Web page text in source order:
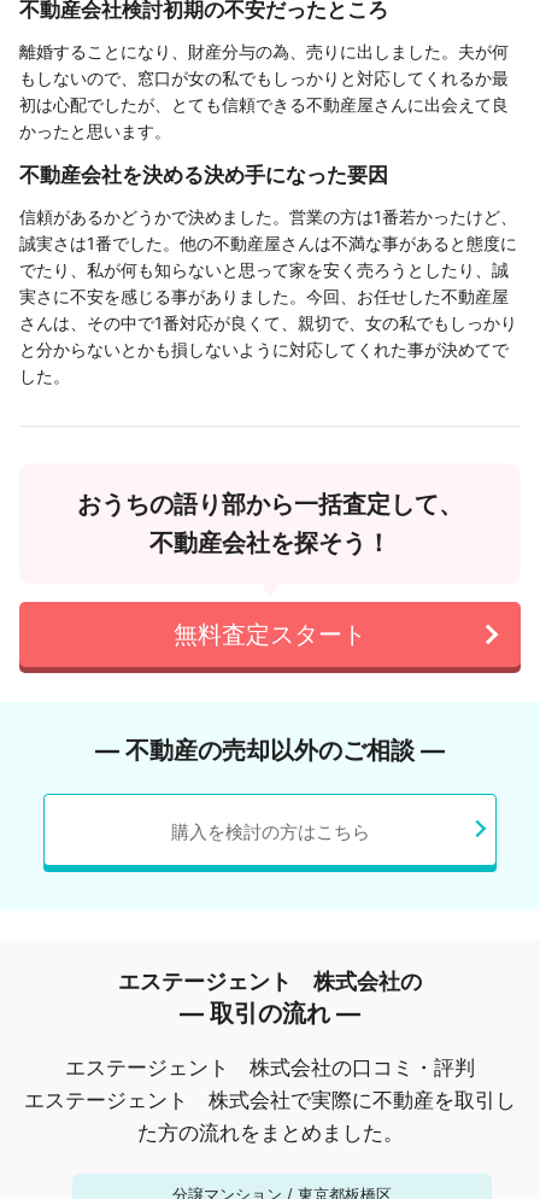
不動産会社検討初期の不安だったところ
離婚することになり、財産分与の為、売りに出しました。夫が何
もしないので、窓口が女の私でもしっかりと対応してくれるか最
初は心配でしたが、とても信頼できる不動産屋さんに出会えて良
かったと思います。
不動産会社を決める決め手になった要因
信頼があるかどうかで決めました。営業の方は1番若かったけど、
誠実さは1番でした。他の不動産屋さんは不満な事があると態度に
でたり、私が何も知らないと思って家を安く売ろうとしたり、誠
実さに不安を感じる事がありました。今回、お任せした不動産屋
さんは、その中で1番対応が良くて、親切で、女の私でもしっかり
と分からないとかも損しないように対応してくれた事が決めてで
した。
おうちの語り部から一括査定して、
不動産会社を探そう！
無料査定スタート
― 不動産の売却以外のご相談 ―
購入を検討の方はこちら
エステージェント 株式会社の
― 取引の流れ ―
エステージェント 株式会社の口コミ・評判
エステージェント 株式会社で実際に不動産を取引し
た方の流れをまとめました。
分譲マンション / 東京都板橋区